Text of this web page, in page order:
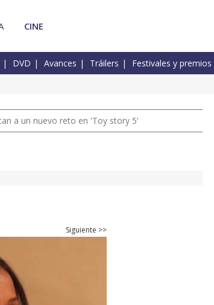
CINE
DVD Avances Tráilers Festivales y premios
a un nuevo reto en 'Toy story 5'
Siguiente >>